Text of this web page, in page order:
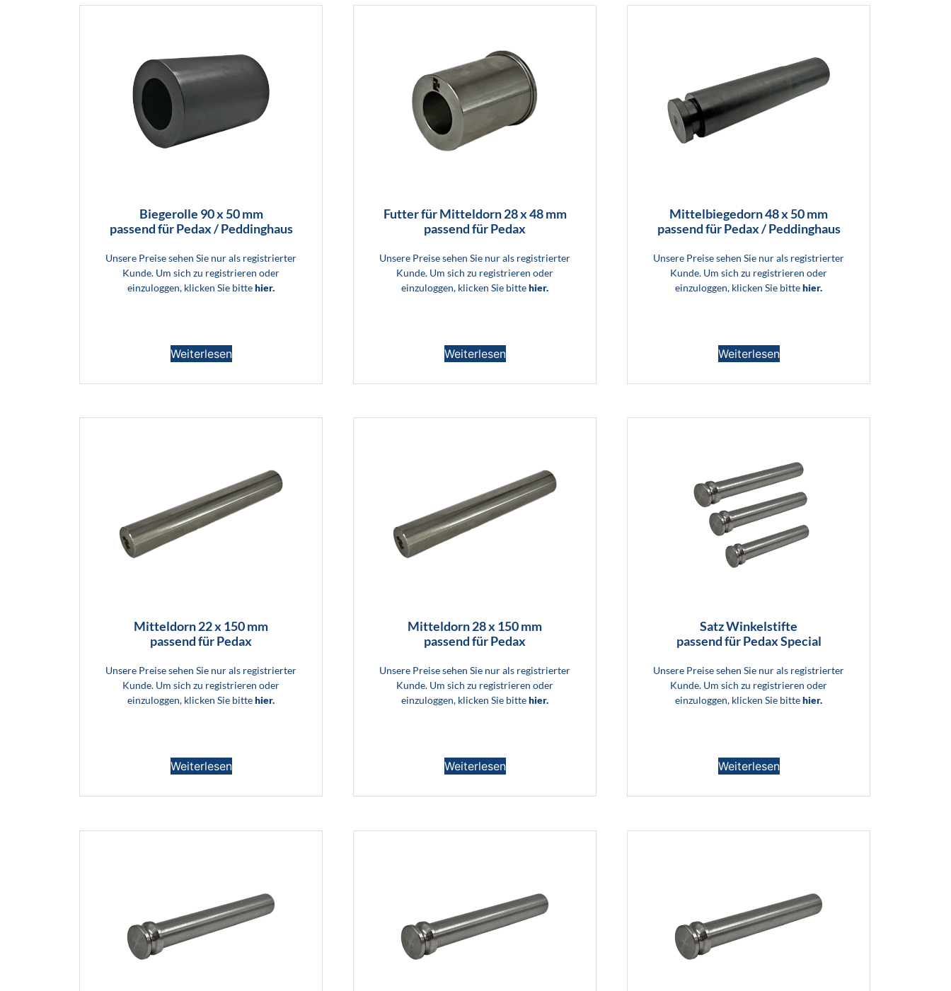
Biegerolle 90 x 50 mm
passend für Pedax / Peddinghaus
Unsere Preise sehen Sie nur als registrierter
Kunde. Um sich zu registrieren oder
einzuloggen, klicken Sie bittehier.
Weiterlesen
Futter für Mitteldorn 28 x 48 mm
passend für Pedax
Unsere Preise sehen Sie nur als registrierter
Kunde. Um sich zu registrieren oder
einzuloggen, klicken Sie bittehier.
Weiterlesen
Mittelbiegedorn 48 x 50 mm
passend für Pedax / Peddinghaus
Unsere Preise sehen Sie nur als registrierter
Kunde. Um sich zu registrieren oder
einzuloggen, klicken Sie bittehier.
Weiterlesen
Mitteldorn 22 x 150 mm
passend für Pedax
Unsere Preise sehen Sie nur als registrierter
Kunde. Um sich zu registrieren oder
einzuloggen, klicken Sie bittehier.
Weiterlesen
Mitteldorn 28 x 150 mm
passend für Pedax
Unsere Preise sehen Sie nur als registrierter
Kunde. Um sich zu registrieren oder
einzuloggen, klicken Sie bittehier.
Weiterlesen
Satz Winkelstifte
passend für Pedax Special
Unsere Preise sehen Sie nur als registrierter
Kunde. Um sich zu registrieren oder
einzuloggen, klicken Sie bittehier.
Weiterlesen